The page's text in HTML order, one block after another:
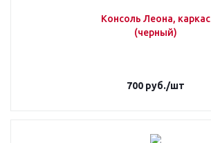
Консоль Леона, каркас
(черный)
700руб./шт